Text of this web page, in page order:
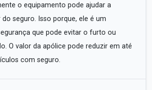
o equipamento pode ajudar a
seguro. Isso porque, ele é um
que pode evitar o furto ou
O valor da apólice pode reduzir em até
com seguro.